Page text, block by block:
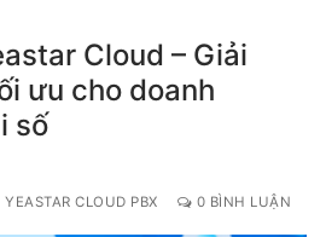
Cloud – Giải
ưu cho doanh
số
CLOUD PBX
0 BÌNH LUẬN